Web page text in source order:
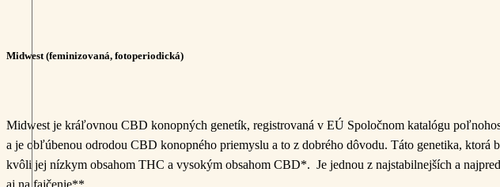
Midwest (feminizovaná, fotoperiodická)
Midwest je kráľovnou CBD konopných genetík, registrovaná v EÚ Spoločnom katalógu
a je obľúbenou odrodou CBD konopného priemyslu a to z dobrého dôvodu. Táto genetika,
kvôli jej nízkym obsahom THC a vysokým obsahom CBD*. Je jednou z najstabilnejších a